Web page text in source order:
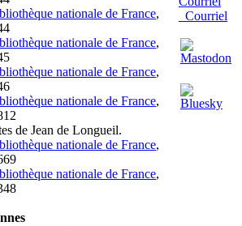
nationale de France,
nationale de France,
nationale de France,
nationale de France,
de Jean de Longueil.
nationale de France,
nationale de France,
Courriel